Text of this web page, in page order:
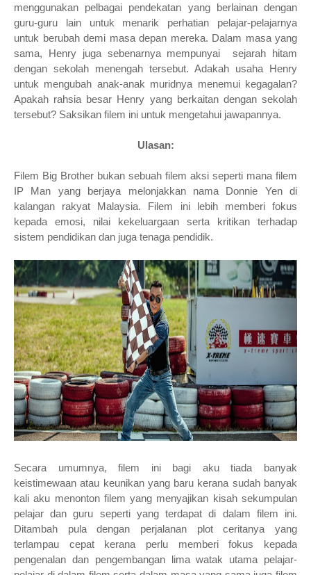
menggunakan pelbagai pendekatan yang berlainan dengan
guru-guru lain untuk menarik perhatian pelajar-pelajarnya
untuk berubah demi masa depan mereka. Dalam masa yang
sama, Henry juga sebenarnya mempunyai sejarah hitam
dengan sekolah menengah tersebut. Adakah usaha Henry
untuk mengubah anak-anak muridnya menemui kegagalan?
Apakah rahsia besar Henry yang berkaitan dengan sekolah
tersebut? Saksikan filem ini untuk mengetahui jawapannya.
Ulasan:
Filem Big Brother bukan sebuah filem aksi seperti mana filem
IP Man yang berjaya melonjakkan nama Donnie Yen di
kalangan rakyat Malaysia. Filem ini lebih memberi fokus
kepada emosi, nilai kekeluargaan serta kritikan terhadap
sistem pendidikan dan juga tenaga pendidik.
Secara umumnya, filem ini bagi aku tiada banyak
keistimewaan atau keunikan yang baru kerana sudah banyak
kali aku menonton filem yang menyajikan kisah sekumpulan
pelajar dan guru seperti yang terdapat di dalam filem ini.
Ditambah pula dengan perjalanan plot ceritanya yang
terlampau cepat kerana perlu memberi fokus kepada
pengenalan dan pengembangan lima watak utama pelajar-